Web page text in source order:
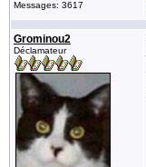
Messages: 3617
Grominou2
Déclamateur